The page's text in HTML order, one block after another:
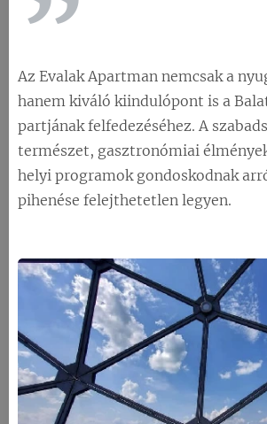
Az Evalak Apartman nemcsak a
hanem kiváló kiindulópont is a
partjának felfedezéséhez. A
természet, gasztronómiai
helyi programok gondoskodnak
pihenése felejthetetlen legyen.